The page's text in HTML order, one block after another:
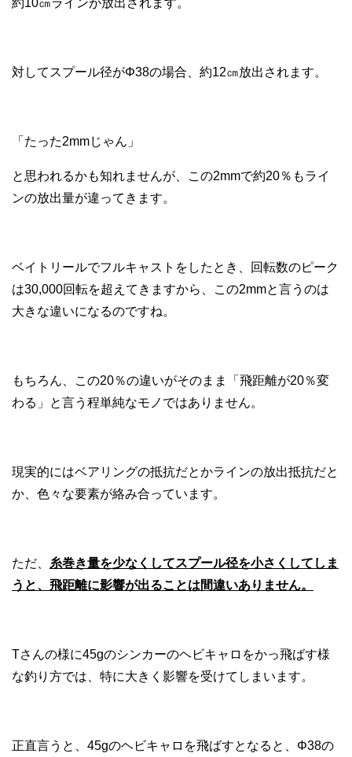
約10㎝ラインが放出されます。
対してスプール径がΦ38の場合、約12㎝放出されます。
「たった2mmじゃん」
と思われるかも知れませんが、この2mmで約20％もライ
ンの放出量が違ってきます。
ベイトリールでフルキャストをしたとき、回転数のピーク
は30,000回転を超えてきますから、この2mmと言うのは
大きな違いになるのですね。
もちろん、この20％の違いがそのまま「飛距離が20％変
わる」と言う程単純なモノではありません。
現実的にはベアリングの抵抗だとかラインの放出抵抗だと
か、色々な要素が絡み合っています。
ただ、
糸巻き量を少なくしてスプール径を小さくしてしま
うと、飛距離に影響が出ることは間違いありません。
Tさんの様に45gのシンカーのヘビキャロをかっ飛ばす様
な釣り方では、特に大きく影響を受けてしまいます。
正直言うと、45gのヘビキャロを飛ばすとなると、Φ38の